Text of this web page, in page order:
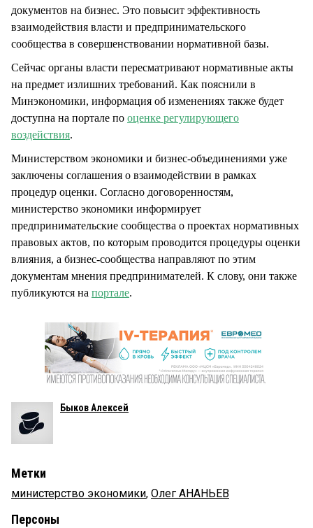
документов на бизнес. Это повысит эффективность
взаимодействия власти и предпринимательского
сообщества в совершенствовании нормативной базы.
Сейчас органы власти пересматривают нормативные акты
на предмет излишних требований. Как пояснили в
Минэкономики, информация об изменениях также будет
доступна на портале по оценке регулирующего
воздействия.
Министерством экономики и бизнес-объединениями уже
заключены соглашения о взаимодействии в рамках
процедур оценки. Согласно договоренностям,
министерство экономики информирует
предпринимательские сообщества о проектах нормативных
правовых актов, по которым проводится процедуры оценки
влияния, а бизнес-сообщества направляют по этим
документам мнения предпринимателей. К слову, они также
публикуются на портале.
Быков Алексей
Метки
министерство экономики, Олег АНАНЬЕВ
Персоны